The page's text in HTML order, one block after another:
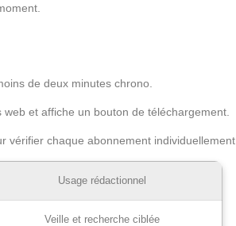
de deux minutes chrono.
et affiche un bouton de téléchargement.
vérifier chaque abonnement individuellement.
Usage rédactionnel
Veille et recherche ciblée